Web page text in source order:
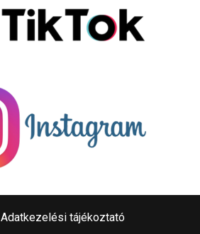
Adatkezelési tájékoztató